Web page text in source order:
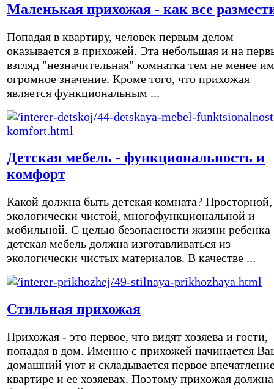
Маленькая прихожая - как все
Попадая в квартиру, человек первым делом
оказывается в прихожей. Эта небольшая и на
взгляд "незначительная" комнатка тем не менее
огромное значение. Кроме того, что прихожая
является функциональным ...
Детская мебель - функциональность и
комфорт
Какой должна быть детская комната? Просторной,
экологически чистой, многофункциональной и
мобильной. С целью безопасности жизни ребенка
детская мебель должна изготавливаться из
экологически чистых материалов. В качестве ...
Стильная прихожая
Прихожая - это первое, что видят хозяева и гости,
попадая в дом. Именно с прихожей начинается
домашний уют и складывается первое
квартире и ее хозяевах. Поэтому прихожая должна